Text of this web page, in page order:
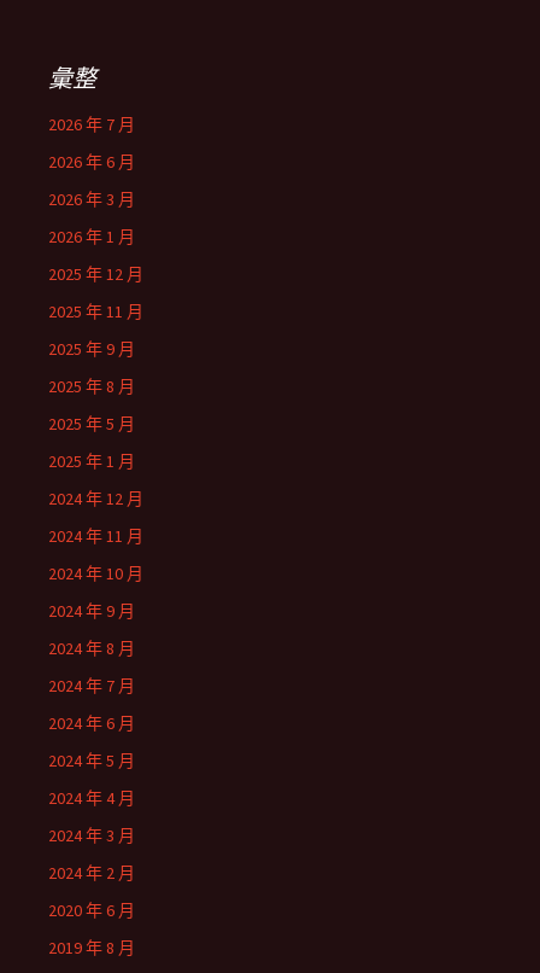
彙整
2026 年 7 月
2026 年 6 月
2026 年 3 月
2026 年 1 月
2025 年 12 月
2025 年 11 月
2025 年 9 月
2025 年 8 月
2025 年 5 月
2025 年 1 月
2024 年 12 月
2024 年 11 月
2024 年 10 月
2024 年 9 月
2024 年 8 月
2024 年 7 月
2024 年 6 月
2024 年 5 月
2024 年 4 月
2024 年 3 月
2024 年 2 月
2020 年 6 月
2019 年 8 月